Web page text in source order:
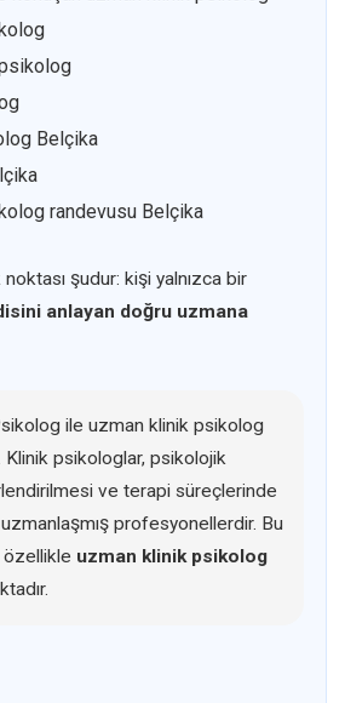
Belçika
randevusu Belçika
noktası şudur: kişi yalnızca bir
anlayan doğru uzmana
ile uzman klinik psikolog
Klinik psikologlar, psikolojik
ve terapi süreçlerinde
profesyonellerdir. Bu
uzman klinik psikolog